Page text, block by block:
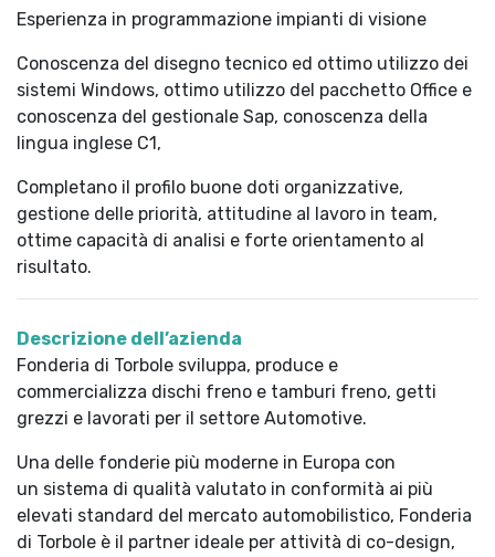
Esperienza in programmazione impianti di visione
Conoscenza del disegno tecnico ed ottimo utilizzo dei
sistemi Windows, ottimo utilizzo del pacchetto Office e
conoscenza del gestionale Sap, conoscenza della
lingua inglese C1,
Completano il profilo buone doti organizzative,
gestione delle priorità, attitudine al lavoro in team,
ottime capacità di analisi e forte orientamento al
risultato.
Descrizione dell’azienda
Fonderia di Torbole sviluppa, produce e
commercializza dischi freno e tamburi freno, getti
grezzi e lavorati per il settore Automotive.
Una delle fonderie più moderne in Europa con
un sistema di qualità valutato in conformità ai più
elevati standard del mercato automobilistico, Fonderia
di Torbole è il partner ideale per attività di co-design,